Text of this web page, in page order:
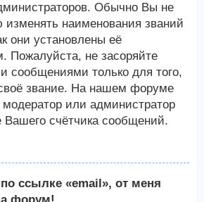
Обычно Вы не
наименования званий
они установлены её
Пожалуйста, не засоряйте
сообщениями только для того,
звание. На нашем форуме
или администратор
Вашего счётчика сообщений.
ссылке «email», от меня